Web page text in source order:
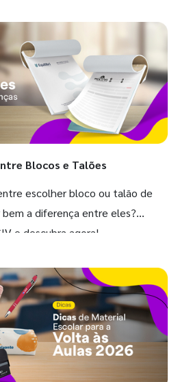
Blocos e Talões
escolher bloco ou talão de
a diferença entre eles?
e descubra agora!